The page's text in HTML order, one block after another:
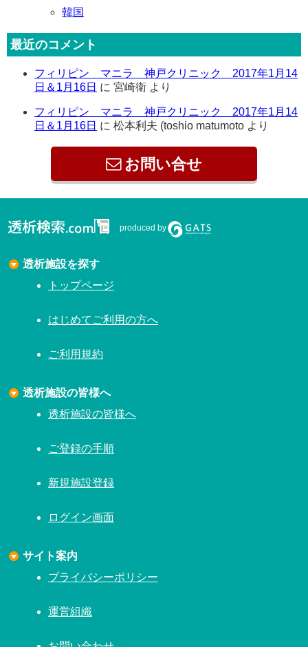
韓国
最近のコメント
フィリピン マニラ 神戸クリニック 2017年1月14
日＆1月16日 に 宮崎衛 より
フィリピン マニラ 神戸クリニック 2017年1月14
日＆1月16日 に 松本利夫 (toshio matumoto より
お問い合せ
produced by
透析施設を探す
トップページ
はじめてご利用の方へ
ご利用規約
透析施設の皆様へ
透析施設の皆様へ
ご登録の手順
新規施設登録
ログイン画面
サイト案内
プライバシーポリシー
運営組織